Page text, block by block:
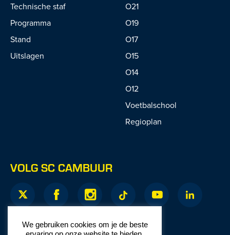
Technische staf
Programma
Stand
Uitslagen
O21
O19
O17
O15
O14
O12
Voetbalschool
Regioplan
VOLG SC CAMBUUR
We gebruiken cookies om je de beste